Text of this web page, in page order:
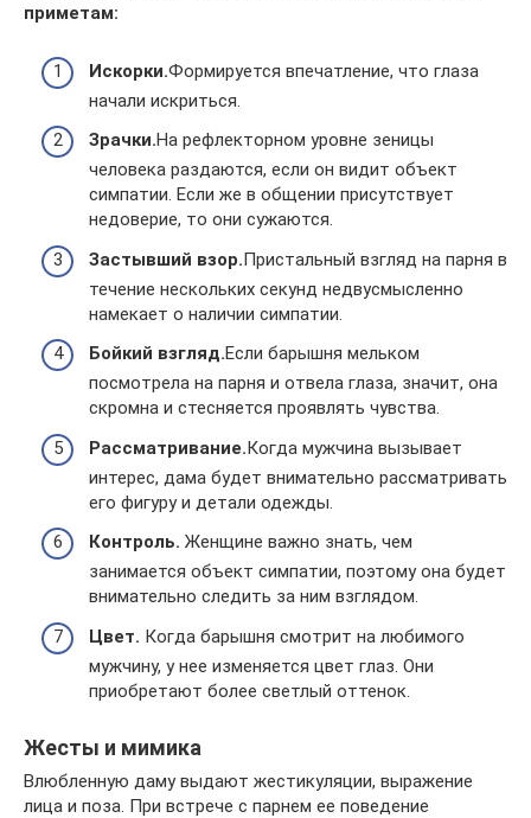
приметам:
Искорки.Формируется впечатление, что глаза
начали искриться.
Зрачки.На рефлекторном уровне зеницы
человека раздаются, если он видит объект
симпатии. Если же в общении присутствует
недоверие, то они сужаются.
Застывший взор.Пристальный взгляд на парня в
течение нескольких секунд недвусмысленно
намекает о наличии симпатии.
Бойкий взгляд.Если барышня мельком
посмотрела на парня и отвела глаза, значит, она
скромна и стесняется проявлять чувства.
Рассматривание.Когда мужчина вызывает
интерес, дама будет внимательно рассматривать
его фигуру и детали одежды.
Контроль. Женщине важно знать, чем
занимается объект симпатии, поэтому она будет
внимательно следить за ним взглядом.
Цвет. Когда барышня смотрит на любимого
мужчину, у нее изменяется цвет глаз. Они
приобретают более светлый оттенок.
Жесты и мимика
Влюбленную даму выдают жестикуляции, выражение
лица и поза. При встрече с парнем ее поведение